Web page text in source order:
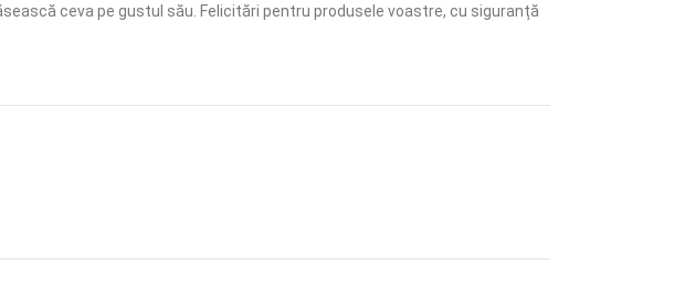
ceva pe gustul său. Felicitări pentru produsele voastre, cu siguranță